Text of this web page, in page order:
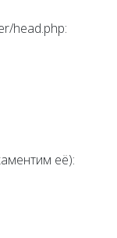
head.php:
её):